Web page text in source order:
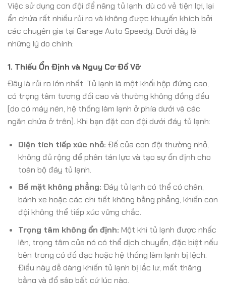
Việc sử dụng con đội để nâng tủ lạnh, dù có vẻ tiện lợi, lại
ẩn chứa rất nhiều rủi ro và không được khuyến khích bởi
các chuyên gia tại Garage Auto Speedy. Dưới đây là
những lý do chính:
1. Thiếu Ổn Định và Nguy Cơ Đổ Vỡ
Đây là rủi ro lớn nhất. Tủ lạnh là một khối hộp đứng cao,
có trọng tâm tương đối cao và thường không đồng đều
(do có máy nén, hệ thống làm lạnh ở phía dưới và các
ngăn chứa ở trên). Khi bạn đặt con đội dưới đáy tủ lạnh:
Diện tích tiếp xúc nhỏ: Đế của con đội thường nhỏ,
không đủ rộng để phân tán lực và tạo sự ổn định cho
toàn bộ đáy tủ lạnh.
Bề mặt không phẳng: Đáy tủ lạnh có thể có chân,
bánh xe hoặc các chi tiết không bằng phẳng, khiến con
đội không thể tiếp xúc vững chắc.
Trọng tâm không ổn định: Một khi tủ lạnh được nhấc
lên, trọng tâm của nó có thể dịch chuyển, đặc biệt nếu
bên trong có đồ đạc hoặc hệ thống làm lạnh bị lệch.
Điều này dễ dàng khiến tủ lạnh bị lắc lư, mất thăng
bằng và đổ sập bất cứ lúc nào.